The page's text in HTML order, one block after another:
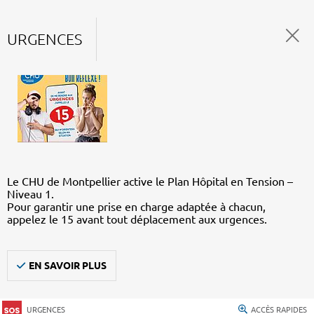
URGENCES
Le CHU de Montpellier active le Plan Hôpital en Tension –
Niveau 1.
Pour garantir une prise en charge adaptée à chacun,
appelez le 15 avant tout déplacement aux urgences.
EN SAVOIR PLUS
URGENCES ACCÈS RAPIDES